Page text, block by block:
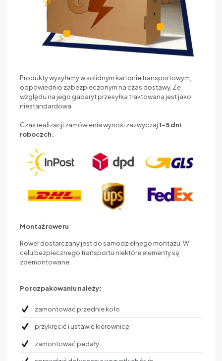
Produkty wysyłamy w solidnym kartonie transportowym,
odpowiednio zabezpieczonym na czas dostawy. Ze
względu na jego gabaryt przesyłka traktowana jest jako
niestandardowa.
Czas realizacji zamówienia wynosi zazwyczaj1–5 dni
roboczch.
Montaż roweru
Rower dostarczany jest do samodzielnego montażu. W
celu bezpiecznego transportu niektóre elementy są
zdemontowane.
Po rozpakowaniu należy:
zamontować przednie koło
przykręcić i ustawić kierownicę
zamontować pedały